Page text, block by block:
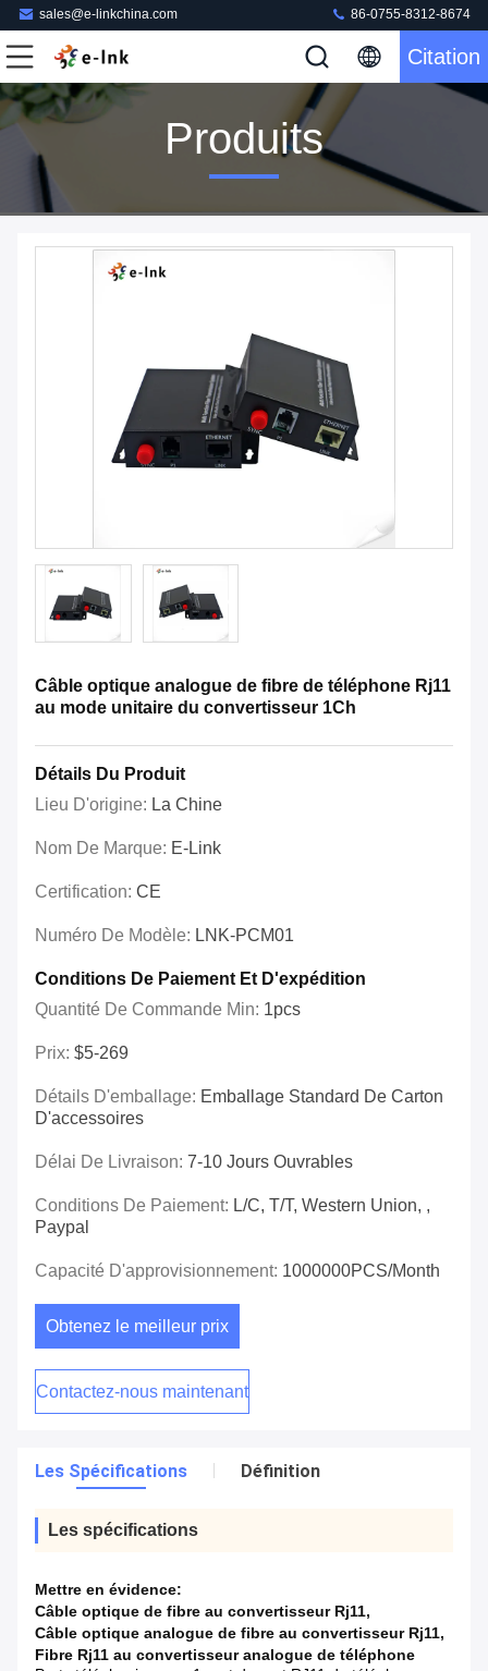
sales@e-linkchina.com 86-0755-8312-8674
Citation
Produits
Câble optique analogue de fibre de téléphone Rj11
au mode unitaire du convertisseur 1Ch
Détails Du Produit
Lieu D'origine: La Chine
Nom De Marque: E-Link
Certification: CE
Numéro De Modèle: LNK-PCM01
Conditions De Paiement Et D'expédition
Quantité De Commande Min: 1pcs
Prix: $5-269
Détails D'emballage: Emballage Standard De Carton
D'accessoires
Délai De Livraison: 7-10 Jours Ouvrables
Conditions De Paiement: L/C, T/T, Western Union, ,
Paypal
Capacité D'approvisionnement: 1000000PCS/Month
Obtenez le meilleur prix
Contactez-nous maintenant
Les Spécifications Définition
Les spécifications
Mettre en évidence:
Câble optique de fibre au convertisseur Rj11,
Câble optique analogue de fibre au convertisseur Rj11,
Fibre Rj11 au convertisseur analogue de téléphone